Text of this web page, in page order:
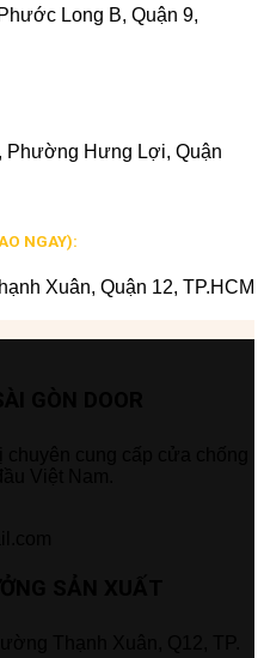
Long B, Quận 9,
Phường Hưng Lợi, Quận
NGAY):
Xuân, Quận 12, TP.HCM